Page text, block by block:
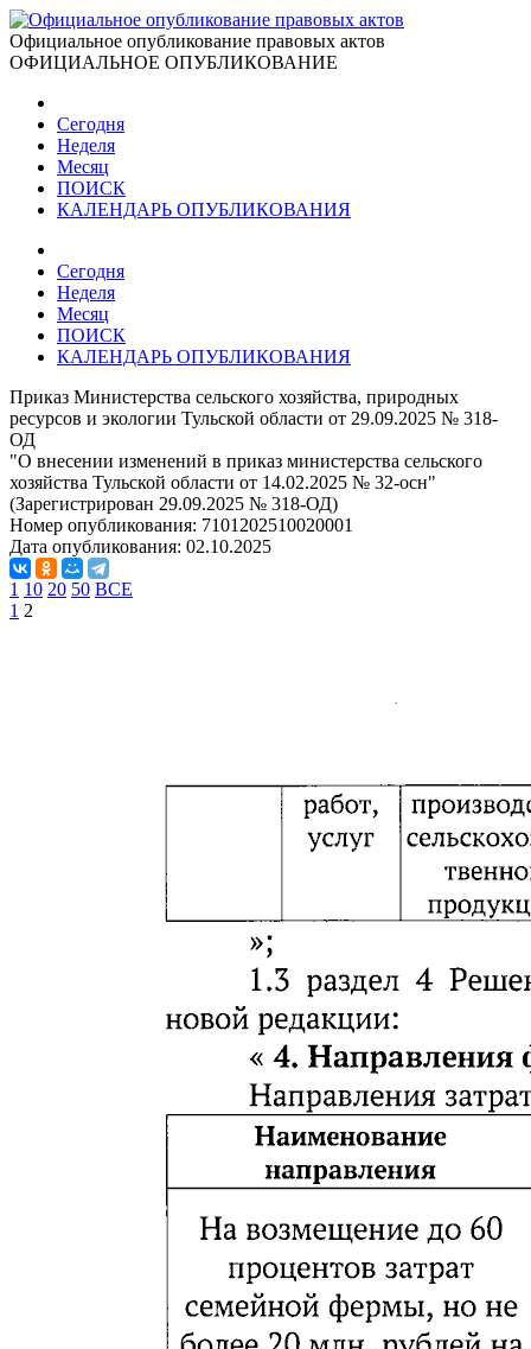
Официальное опубликование правовых актов
ОФИЦИАЛЬНОЕ ОПУБЛИКОВАНИЕ
Сегодня
Неделя
Месяц
ПОИСК
КАЛЕНДАРЬ ОПУБЛИКОВАНИЯ
Сегодня
Неделя
Месяц
ПОИСК
КАЛЕНДАРЬ ОПУБЛИКОВАНИЯ
Приказ Министерства сельского хозяйства, природных
ресурсов и экологии Тульской области от 29.09.2025 № 318-
ОД
"О внесении изменений в приказ министерства сельского
хозяйства Тульской области от 14.02.2025 № 32-осн"
(Зарегистрирован 29.09.2025 № 318-ОД)
Номер опубликования: 7101202510020001
Дата опубликования: 02.10.2025
1 10 20 50 ВСЕ
1 2